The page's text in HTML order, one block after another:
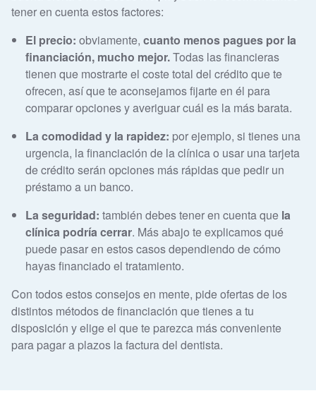
tener en cuenta estos factores:
El precio: obviamente, cuanto menos pagues por la
financiación, mucho mejor.Todas las financieras
tienen que mostrarte el coste total del crédito que te
ofrecen, así que te aconsejamos fijarte en él para
comparar opciones y averiguar cuál es la más barata.
La comodidad y la rapidez: por ejemplo, si tienes una
urgencia, la financiación de la clínica o usar una tarjeta
de crédito serán opciones más rápidas que pedir un
préstamo a un banco.
La seguridad: también debes tener en cuenta que la
clínica podría cerrar. Más abajo te explicamos qué
puede pasar en estos casos dependiendo de cómo
hayas financiado el tratamiento.
Con todos estos consejos en mente, pide ofertas de los
distintos métodos de financiación que tienes a tu
disposición y elige el que te parezca más conveniente
para pagar a plazos la factura del dentista.